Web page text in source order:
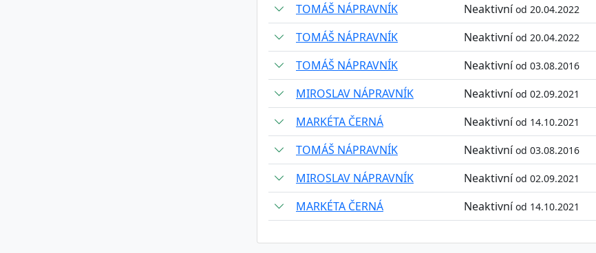
TOMÁŠ NÁPRAVNÍK
Neaktivníod 20.04.2022
TOMÁŠ NÁPRAVNÍK
Neaktivníod 20.04.2022
TOMÁŠ NÁPRAVNÍK
Neaktivníod 03.08.2016
MIROSLAV NÁPRAVNÍK
Neaktivníod 02.09.2021
MARKÉTA ČERNÁ
Neaktivníod 14.10.2021
TOMÁŠ NÁPRAVNÍK
Neaktivníod 03.08.2016
MIROSLAV NÁPRAVNÍK
Neaktivníod 02.09.2021
MARKÉTA ČERNÁ
Neaktivníod 14.10.2021